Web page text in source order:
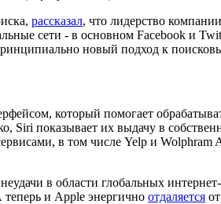
рассказал, что лидерство
сети - в основном Facebook и
новый подход к
который помогает
показывает их выдачу в
в том числе Yelp и Wolphram
в области глобальных
и Apple энергично отдаляется